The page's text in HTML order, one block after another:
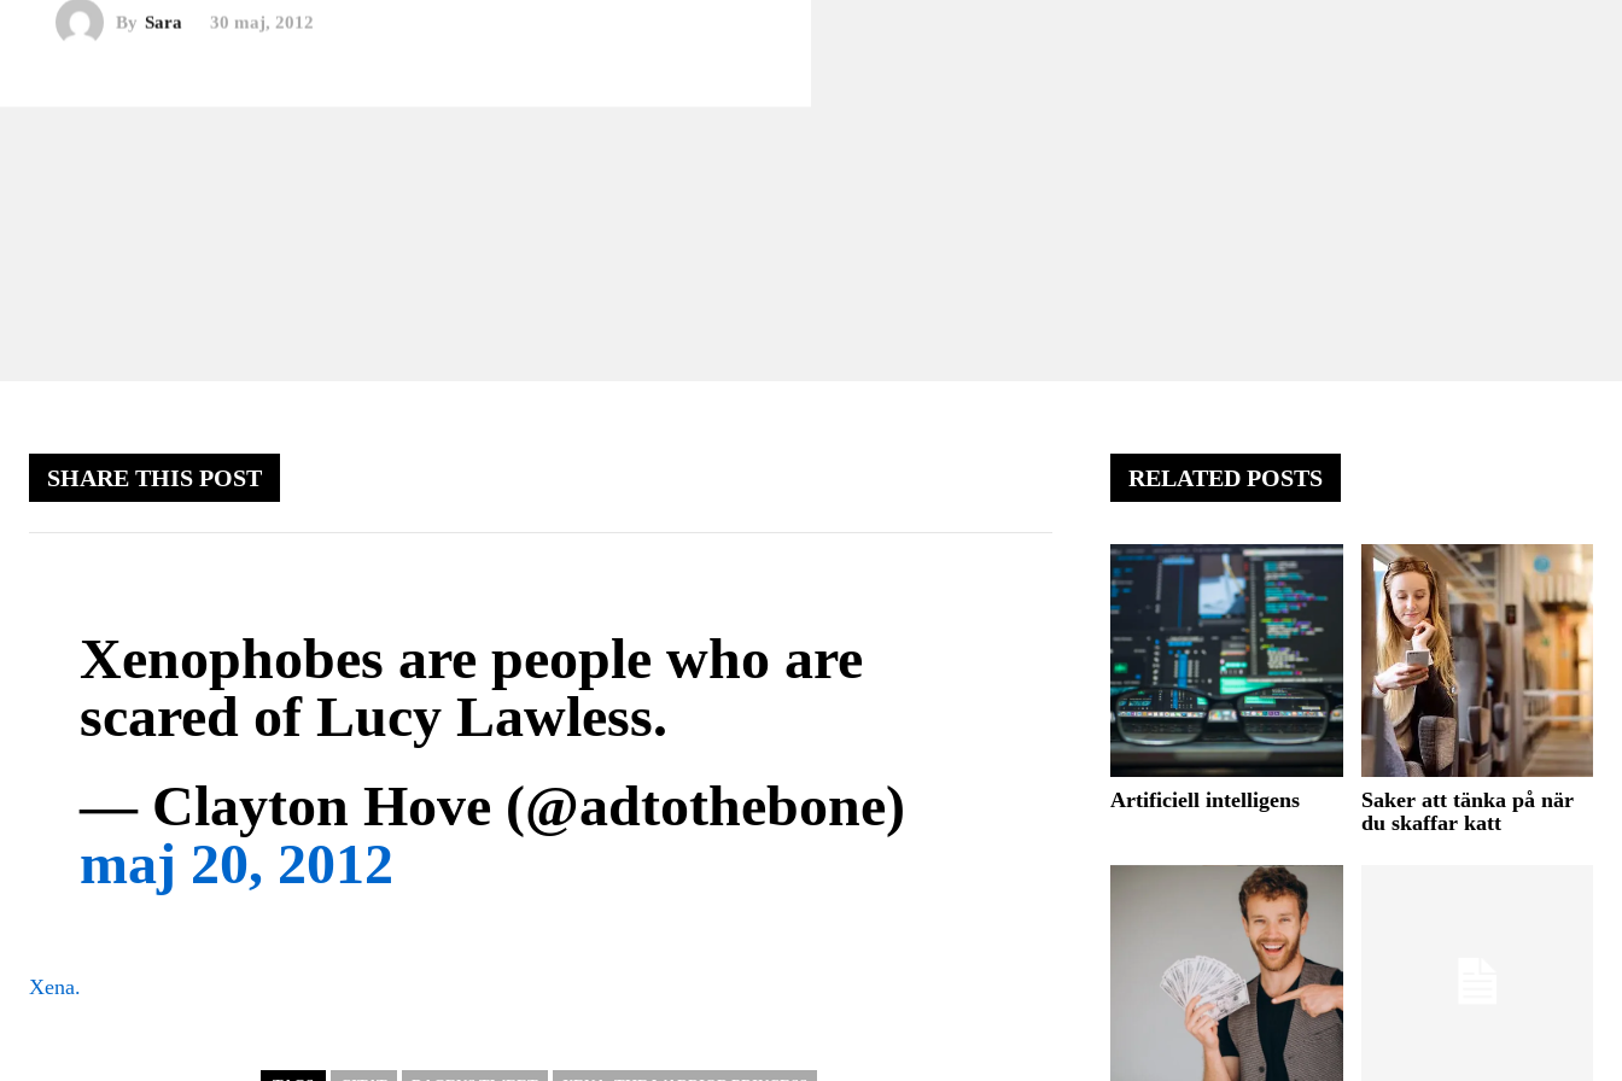
By Sara 30 maj, 2012
SHARE THIS POST
Xenophobes are people who are
scared of Lucy Lawless.
— Clayton Hove (@adtothebone)
maj 20, 2012
Xena.
RELATED POSTS
Artificiell intelligens
Saker att tänka på när
du skaffar katt